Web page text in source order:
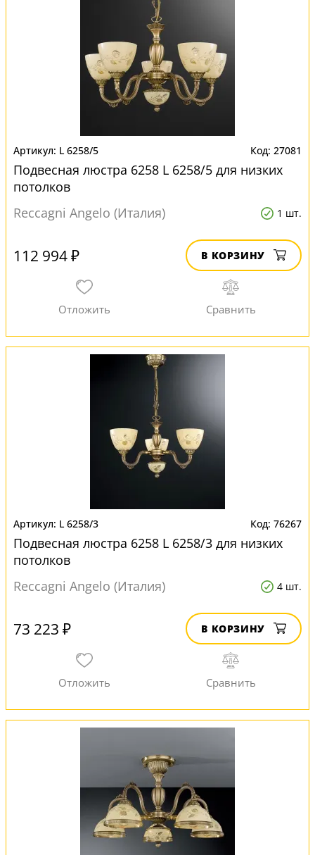
L 6258/5 27081
Подвесная люстра 6258 L 6258/5 для низких
потолков
Reccagni Angelo (Италия)
1 шт.
112 994 ₽ В КОРЗИНУ
L 6258/3 76267
Подвесная люстра 6258 L 6258/3 для низких
потолков
Reccagni Angelo (Италия)
4 шт.
73 223 ₽ В КОРЗИНУ